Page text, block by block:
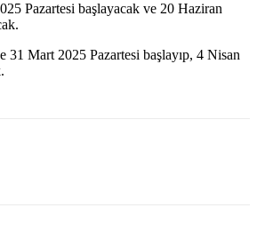
Pazartesi başlayacak ve 20 Haziran
31 Mart 2025 Pazartesi başlayıp, 4 Nisan